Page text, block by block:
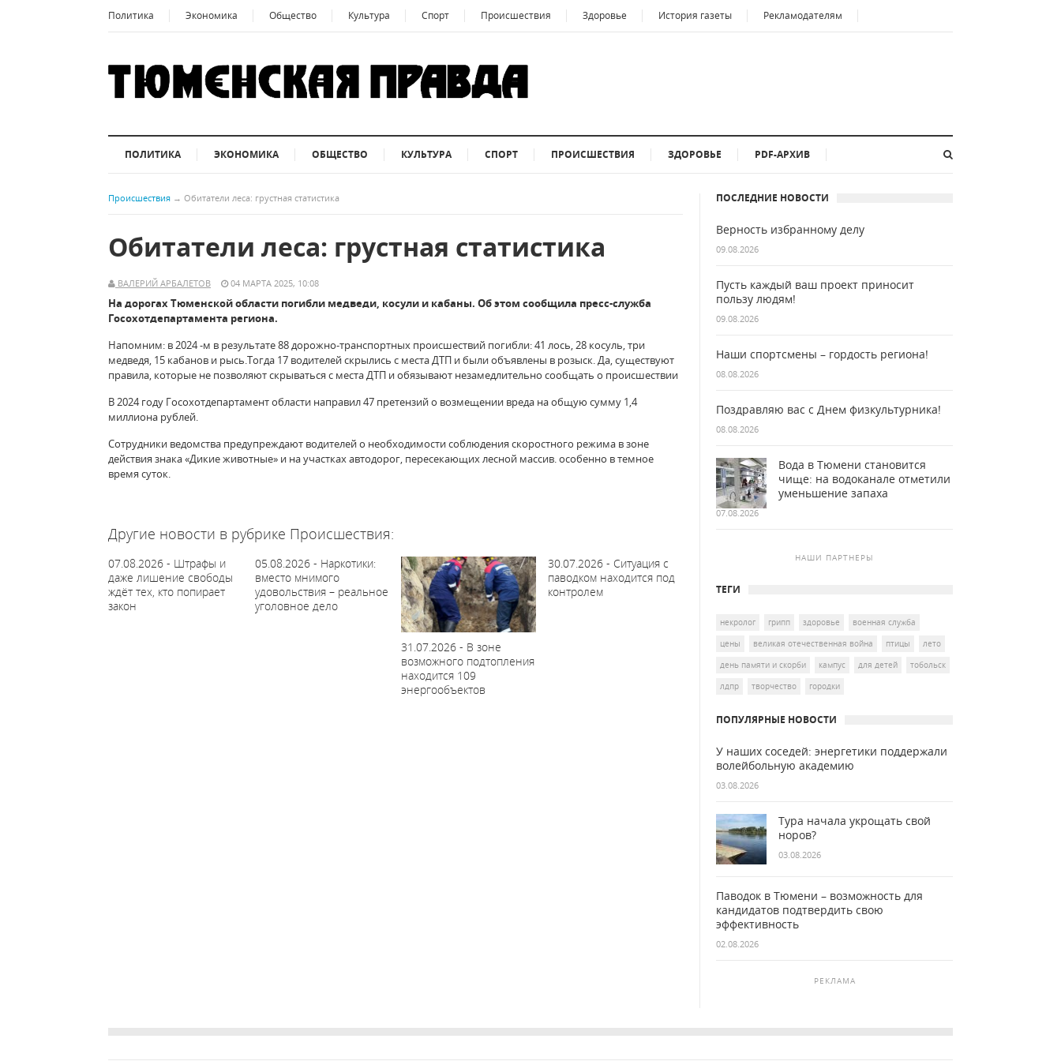
Политика Экономика Общество Культура Спорт Происшествия Здоровье История газеты Рекламодателям
ПОЛИТИКА ЭКОНОМИКА ОБЩЕСТВО КУЛЬТУРА СПОРТ ПРОИСШЕСТВИЯ ЗДОРОВЬЕ PDF-АРХИВ
Происшествия → Обитатели леса: грустная статистика
Обитатели леса: грустная статистика
ВАЛЕРИЙ АРБАЛЕТОВ 04 МАРТА 2025, 10:08
На дорогах Тюменской области погибли медведи, косули и кабаны. Об этом сообщила пресс-служба
Госохотдепартамента региона.
Напомним: в 2024 -м в результате 88 дорожно-транспортных происшествий погибли: 41 лось, 28 косуль, три
медведя, 15 кабанов и рысь.Тогда 17 водителей скрылись с места ДТП и были объявлены в розыск. Да, существуют
правила, которые не позволяют скрываться с места ДТП и обязывают незамедлительно сообщать о происшествии
В 2024 году Госохотдепартамент области направил 47 претензий о возмещении вреда на общую сумму 1,4
миллиона рублей.
Сотрудники ведомства предупреждают водителей о необходимости соблюдения скоростного режима в зоне
действия знака «Дикие животные» и на участках автодорог, пересекающих лесной массив. особенно в темное
время суток.
Другие новости в рубрике Происшествия:
07.08.2026 - Штрафы и
даже лишение свободы
ждёт тех, кто попирает
закон
05.08.2026 - Наркотики:
вместо мнимого
удовольствия – реальное
уголовное дело
31.07.2026 - В зоне
возможного подтопления
находится 109
энергообъектов
30.07.2026 - Ситуация с
паводком находится под
контролем
ПОСЛЕДНИЕ НОВОСТИ
Верность избранному делу
09.08.2026
Пусть каждый ваш проект приносит
пользу людям!
09.08.2026
Наши спортсмены – гордость региона!
08.08.2026
Поздравляю вас с Днем физкультурника!
08.08.2026
Вода в Тюмени становится
чище: на водоканале отметили
уменьшение запаха
07.08.2026
НАШИ ПАРТНЕРЫ
ТЕГИ
некролог грипп здоровье
военная служба
цены
великая отечественная война птицы
лето
день памяти и скорби
кампус для детей
тобольск
лдпр
творчество городки
ПОПУЛЯРНЫЕ НОВОСТИ
У наших соседей: энергетики поддержали
волейбольную академию
03.08.2026
Тура начала укрощать свой
норов?
03.08.2026
Паводок в Тюмени – возможность для
кандидатов подтвердить свою
эффективность
02.08.2026
РЕКЛАМА